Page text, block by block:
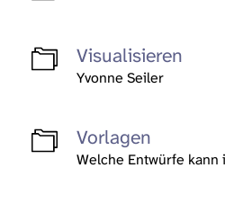
Visualisieren
Yvonne Seiler
Vorlagen
Welche Entwürfe kann